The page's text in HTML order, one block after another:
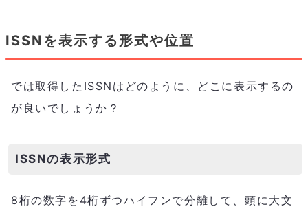
ISSNを表示する形式や位置
では取得したISSNはどのように、どこに表示するの
が良いでしょうか？
ISSNの表示形式
8桁の数字を4桁ずつハイフンで分離して、頭に大文